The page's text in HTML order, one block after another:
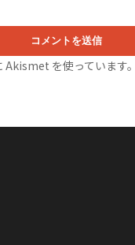
を使っています。